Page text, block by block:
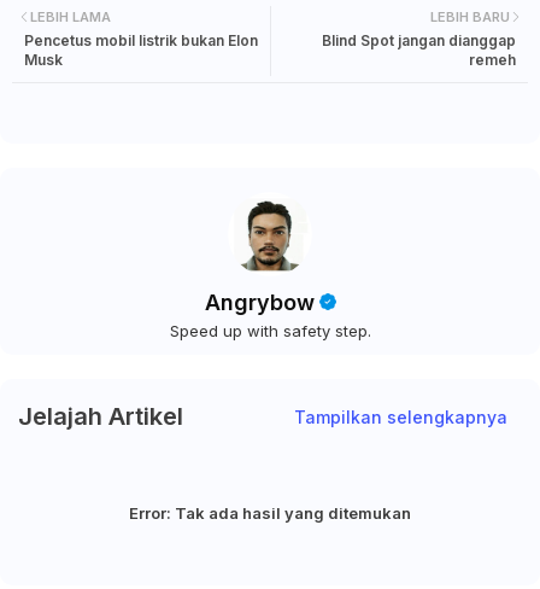
LEBIH BARU
Blind Spot jangan dianggap
remeh
LEBIH LAMA
Pencetus mobil listrik bukan Elon
Musk
Angrybow
Speed up with safety step.
Jelajah Artikel Tampilkan selengkapnya
Error: Tak ada hasil yang ditemukan